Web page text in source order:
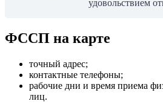
удовольствием
ФССП на карте
точный адрес;
контактные телефоны;
рабочие дни и время приема
лиц.